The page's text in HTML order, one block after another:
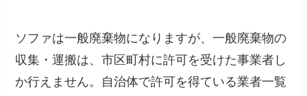
ソファは一般廃棄物になりますが、一般廃棄物の
収集・運搬は、市区町村に許可を受けた事業者し
か行えません。自治体で許可を得ている業者一覧